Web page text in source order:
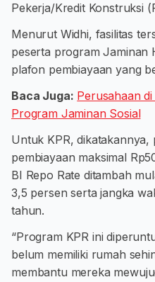
Pekerja/Kredit Konstruksi
Menurut Widhi, fasilitas
peserta program Jaminan
plafon pembiayaan yang
Baca Juga: Perusahaan
Program Jaminan Sosial
Untuk KPR,
pembiayaan maksimal
BI Repo Rate ditambah
3,5 persen serta jangka
tahun.
“Program KPR ini
belum memiliki rumah
membantu mereka